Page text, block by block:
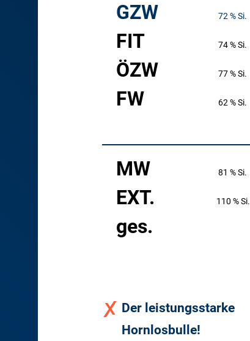
GZW 72 % Si.
FIT
74 % Si.
ÖZW
77 % Si.
FW
62 % Si.
MW 81 % Si.
EXT.
ges.
110 % Si.
Der leistungsstarke
Hornlosbulle!